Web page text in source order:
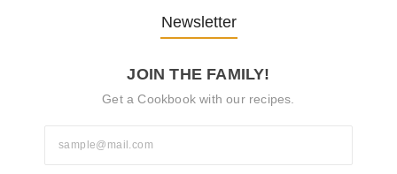
Newsletter
JOIN THE FAMILY!
Get a Cookbook with our recipes.